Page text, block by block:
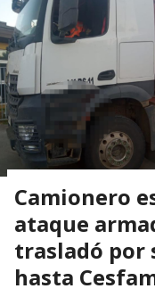
Camionero
ataque
trasladó por
hasta